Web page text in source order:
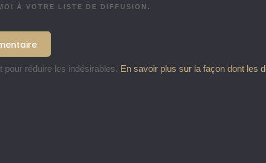
À VOTRE LISTE DE DIFFUSION.
pour réduire les indésirables. En savoir plus sur la façon dont les